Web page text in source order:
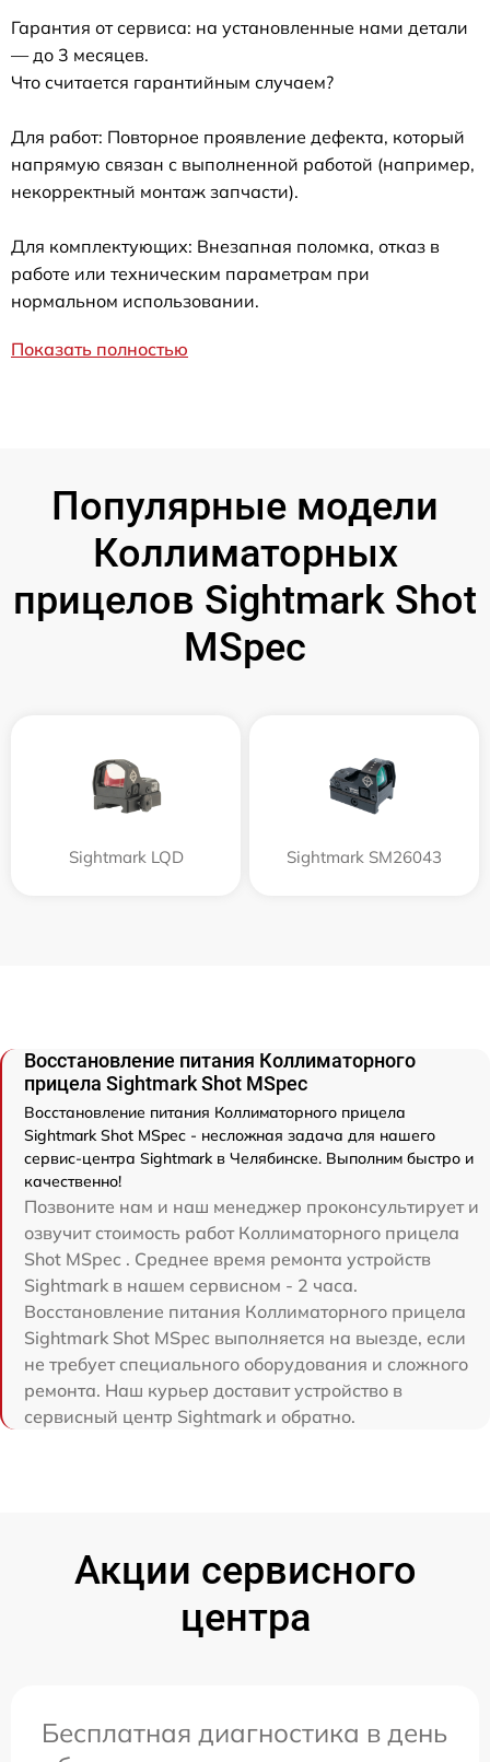
Гарантия от сервиса: на установленные нами детали
— до 3 месяцев.
Что считается гарантийным случаем?
Для работ: Повторное проявление дефекта, который
напрямую связан с выполненной работой (например,
некорректный монтаж запчасти).
Для комплектующих: Внезапная поломка, отказ в
работе или техническим параметрам при
нормальном использовании.
Показать полностью
Популярные модели
Коллиматорных
прицелов Sightmark Shot
MSpec
Sightmark LQD Sightmark SM26043
Восстановление питания Коллиматорного
прицела Sightmark Shot MSpec
Восстановление питания Коллиматорного прицела
Sightmark Shot MSpec - несложная задача для нашего
сервис-центра Sightmark в Челябинске. Выполним быстро и
качественно!
Позвоните нам и наш менеджер проконсультирует и
озвучит стоимость работ Коллиматорного прицела
Shot MSpec . Среднее время ремонта устройств
Sightmark в нашем сервисном - 2 часа.
Восстановление питания Коллиматорного прицела
Sightmark Shot MSpec выполняется на выезде, если
не требует специального оборудования и сложного
ремонта. Наш курьер доставит устройство в
сервисный центр Sightmark и обратно.
Акции сервисного
центра
Бесплатная диагностика в день